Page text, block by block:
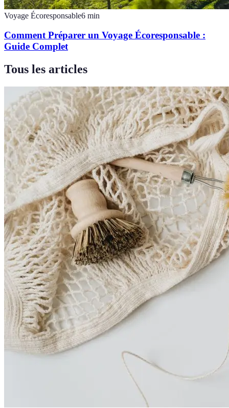
Voyage Écoresponsable6 min
Comment Préparer un Voyage Écoresponsable :
Guide Complet
Tous les articles